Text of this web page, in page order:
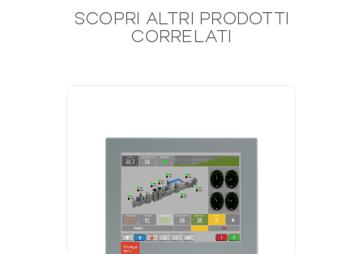
SCOPRI ALTRI PRODOTTI
CORRELATI